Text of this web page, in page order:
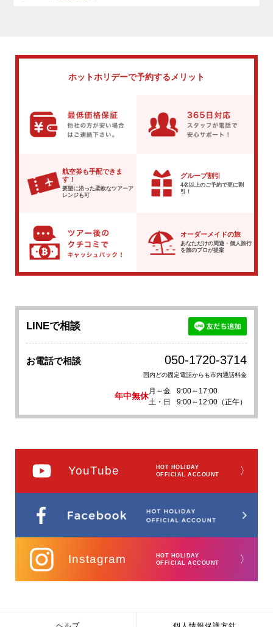
ホットホリデーで予約するメリット
航空券も手配できま
す！
要望に沿った柔軟なツアーア
レンジも可
グループ割引
4名以上のご予約で更に割
引！
オーダーメイドの旅
あなただけの周遊・個人旅行
を旅のプロが提案
LINEで相談
お電話で相談 050-1720-3714
国内どの固定電話からも市内通話料金
年中無休
月～金
9:00～17:00
土・日
9:00～12:00（正午）
YouTube
HOT HOLIDAY
OFFICIAL ACCOUNT
〉
Instagram
HOT HOLIDAY
OFFICIAL ACCOUNT
〉